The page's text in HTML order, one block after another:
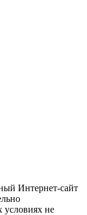
Интернет-сайт
не